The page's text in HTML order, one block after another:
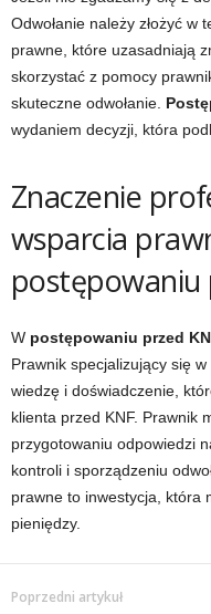
Odwołanie należy złożyć
prawne, które uzasadniają
skorzystać z pomocy
skuteczne odwołanie.
wydaniem decyzji, która
Znaczenie
wsparcia
postępowaniu
W postępowaniu przed
Prawnik specjalizujący się
wiedzę i doświadczenie,
klienta przed KNF. Prawnik
przygotowaniu odpowiedzi
kontroli i sporządzeniu
prawne to inwestycja, która
pieniędzy.
Poprzedni artykuł